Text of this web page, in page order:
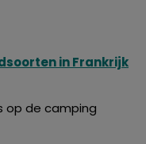
in Frankrijk
op de camping